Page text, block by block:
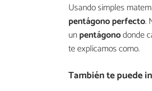
Usando simples
pentágono perfecto.
unpentágonodonde
te explicamos como.
También te puede